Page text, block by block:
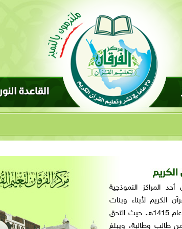
أحد المراكز النموذجية
الكريم لأبناء وبنات
المسلمين في العالم، وقد تأسس عام 1415هـ. حيث التحق
منذ تأسيسه أكثر 13000 من طالب وطالبة، ويبلغ